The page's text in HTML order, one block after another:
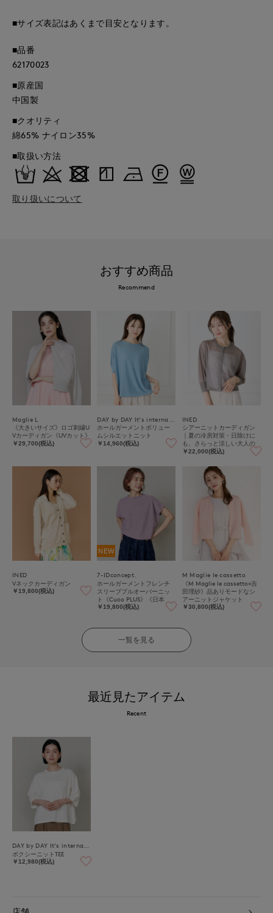
■サイズ表記はあくまで目安となります。
■品番
62170023
■原産国
中国製
■クオリティ
綿65% ナイロン35%
■取扱い方法
取り扱いについて
おすすめ商品
Recommend
Maglie L
《大きいサイズ》ロゴ刺繍U
Vカーディガン《UVカット》
￥29,700(税込)
ホールガーメントボリュー
ムシルエットニット
￥14,960(税込)
INED
シアーニットカーディガン
｜夏の冷房対策・日除けに
も、さらっと涼しい大人の
抜け感シアー
￥22,000(税込)
INED
Vネックカーディガン
￥19,800(税込)
NEW
7-IDconcept.
ホールガーメントフレンチ
スリーブプルオーバーニッ
ト《Cuoo PLUS》《日本
製》｜大人の品格漂う、上
￥19,800(税込)
M Maglie le cassetto
《M Maglie le cassetto×吉
田理紗》品ありモードなシ
アーニットジャケット
￥30,800(税込)
一覧を見る
最近見たアイテム
Recent
ボクシーニットTEE
￥12,980(税込)